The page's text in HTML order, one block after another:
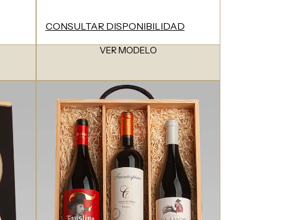
CONSULTAR DISPONIBILIDAD
VER MODELO